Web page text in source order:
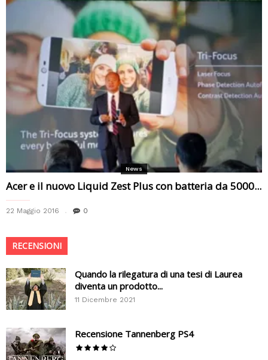
News
Acer e il nuovo Liquid Zest Plus con batteria da 5000...
22 Maggio 2016 0
RECENSIONI
Quando la rilegatura di una tesi di Laurea
diventa un prodotto...
11 Dicembre 2021
Recensione Tannenberg PS4